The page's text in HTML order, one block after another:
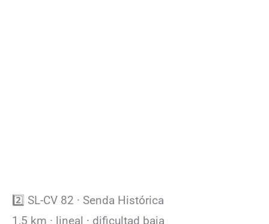
2️⃣ SL-CV 82 · Senda Histórica
1,5 km · lineal · dificultad baja